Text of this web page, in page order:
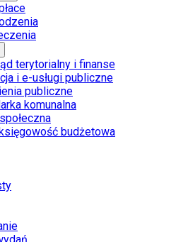
terytorialny i finanse
i e-usługi publiczne
publiczne
komunalna
budżetowa